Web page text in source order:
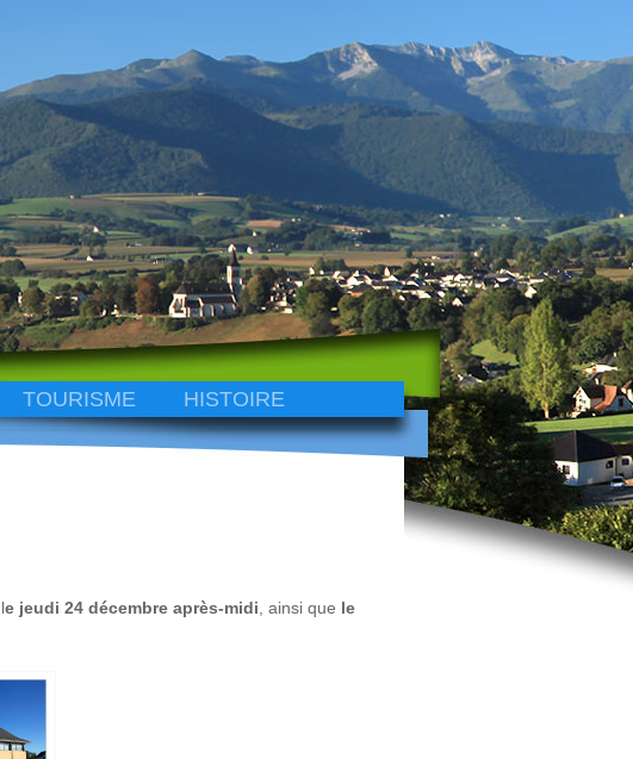
TOURISME HISTOIRE
e jeudi 24 décembre après-midi , ainsi que le